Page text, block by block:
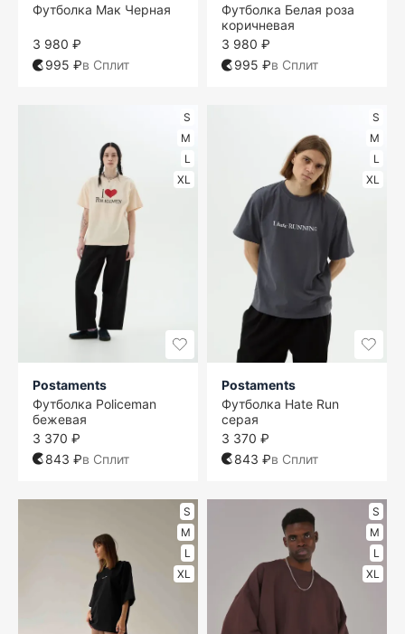
Футболка Мак Черная
3 980 ₽
995 ₽в Сплит
Футболка Белая роза
коричневая
3 980 ₽
995 ₽в Сплит
S
M
L
XL
Postaments
Футболка Policeman
бежевая
3 370 ₽
843 ₽в Сплит
S
M
L
XL
Postaments
Футболка Hate Run
серая
3 370 ₽
843 ₽в Сплит
S
M
L
XL
S
M
L
XL